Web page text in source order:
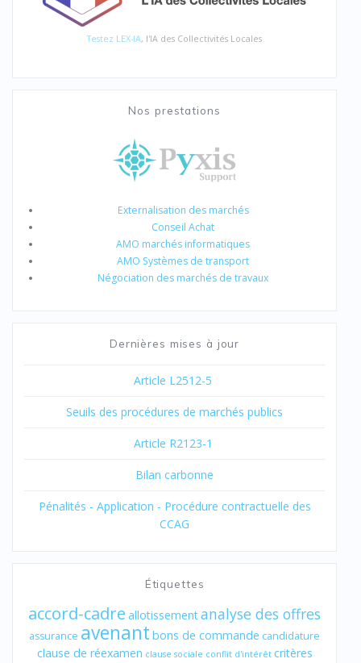
Testez LEX-IA, l'IA des Collectivités Locales
Nos prestations
Externalisation des marchés
Conseil Achat
AMO marchés informatiques
AMO Systèmes de transport
Négociation des marchés de travaux
Dernières mises à jour
Article L2512-5
Seuils des procédures de marchés publics
Article R2123-1
Bilan carbonne
Pénalités - Application - Procédure contractuelle des
CCAG
Étiquettes
accord-cadre allotissementanalyse des offres
assurance avenant bons de commande candidature
clause de réexamen clause sociale conflit d'intérêt critères